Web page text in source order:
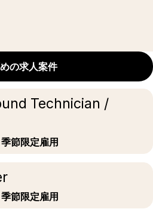
の求人案件
Technician /
節限定雇用
節限定雇用